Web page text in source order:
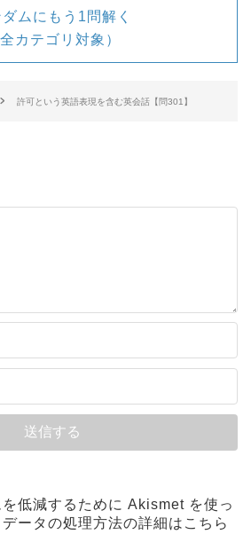
ムにもう1問解く
全カテゴリ対象）
許可という英語表現を含む英会話【問301】
低減するために Akismet を使っ
ータの処理方法の詳細はこちら